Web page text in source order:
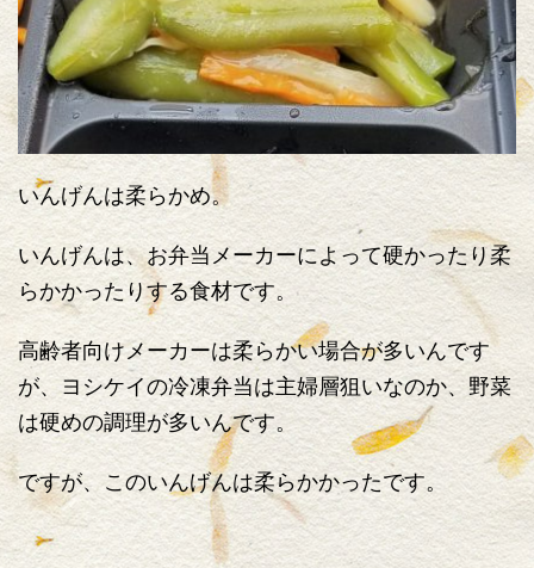
いんげんは柔らかめ。
いんげんは、お弁当メーカーによって硬かったり柔
らかかったりする食材です。
高齢者向けメーカーは柔らかい場合が多いんです
が、ヨシケイの冷凍弁当は主婦層狙いなのか、野菜
は硬めの調理が多いんです。
ですが、このいんげんは柔らかかったです。